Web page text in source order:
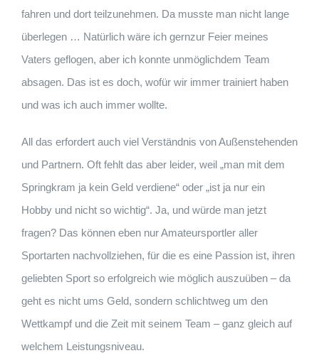
fahren und dort teilzunehmen. Da musste man nicht lange
überlegen … Natürlich wäre ich gernzur Feier meines
Vaters geflogen, aber ich konnte unmöglichdem Team
absagen. Das ist es doch, wofür wir immer trainiert haben
und was ich auch immer wollte.
All das erfordert auch viel Verständnis von Außenstehenden
und Partnern. Oft fehlt das aber leider, weil „man mit dem
Springkram ja kein Geld verdiene“ oder „ist ja nur ein
Hobby und nicht so wichtig“. Ja, und würde man jetzt
fragen? Das können eben nur Amateursportler aller
Sportarten nachvollziehen, für die es eine Passion ist, ihren
geliebten Sport so erfolgreich wie möglich auszuüben – da
geht es nicht ums Geld, sondern schlichtweg um den
Wettkampf und die Zeit mit seinem Team – ganz gleich auf
welchem Leistungsniveau.